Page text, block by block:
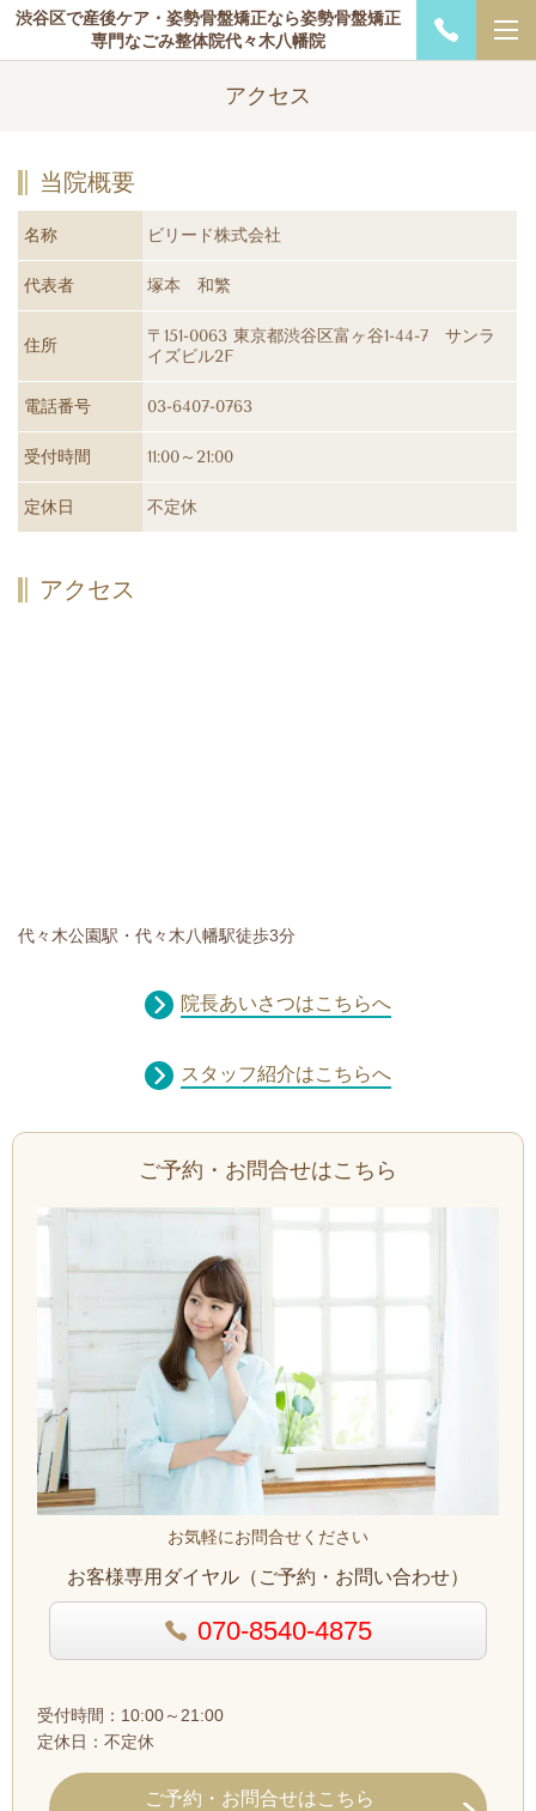
渋谷区で産後ケア・姿勢骨盤矯正なら姿勢骨盤矯正
専門なごみ整体院代々木八幡院
アクセス
当院概要
名称 ビリード株式会社
代表者 塚本 和繁
住所
〒151-0063 東京都渋谷区富ヶ谷1-44-7 サンラ
イズビル2F
電話番号 03-6407-0763
受付時間 11:00～21:00
定休日 不定休
アクセス
代々木公園駅・代々木八幡駅徒歩3分
院長あいさつはこちらへ
スタッフ紹介はこちらへ
ご予約・お問合せはこちら
お気軽にお問合せください
お客様専用ダイヤル（ご予約・お問い合わせ）
070-8540-4875
受付時間：10:00～21:00
定休日：不定休
ご予約・お問合せはこちら